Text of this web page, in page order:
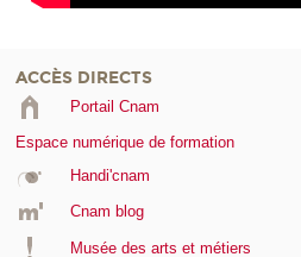
ACCÈS DIRECTS
Portail Cnam
Espace numérique de formation
Handi'cnam
Cnam blog
Musée des arts et métiers